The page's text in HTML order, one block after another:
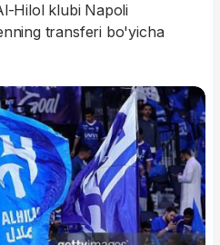
Hilol klubi Napoli
transferi bo'yicha